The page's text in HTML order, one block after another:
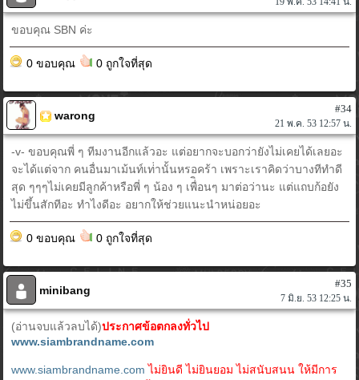
ขอบคุณ SBN ค่ะ
0 ขอบคุณ 0 ถูกใจที่สุด
warong
#34
21 พ.ค. 53 12:57 น.
-v- ขอบคุณพี่ ๆ ทีมงานอีกแล้วอะ แต่อยากจะบอกว่ายังไม่เคยได้เลยอะ
จะได้แต่จาก คนอื่นมาเม้นท์เท่่านั้นหรอคร้า เพราะเราคิดว่าบางทีทำดี
สุด ๆๆๆไม่เคยมีลูกค้าหรือพี่ ๆ น้อง ๆ เพื่ิอนๆ มาต่อว่านะ แต่แถบก้อยัง
ไม่ขึ้นสักทีอะ ทำไงดีอะ อยากให้ช่วยแนะนำหน่อยอะ
0 ขอบคุณ 0 ถูกใจที่สุด
minibang
#35
7 มิ.ย. 53 12:25 น.
(อ่านจบแล้วลบได้)ประกาศข้อตกลงทั่วไป
www.siambrandname.com
www.siambrandname.com ไม่ยินดี ไม่ยินยอม ไม่สนับสนน ให้มีการ